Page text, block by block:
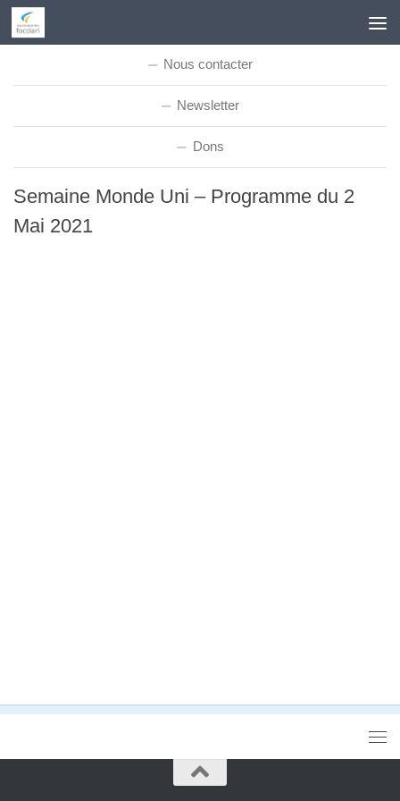
Skip to content
Nous contacter
Newsletter
Dons
Semaine Monde Uni – Programme du 2
Mai 2021